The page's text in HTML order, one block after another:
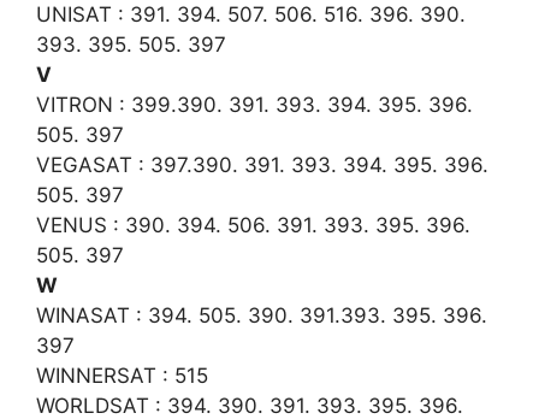
UNISAT : 391. 394. 507. 506. 516. 396. 390.
393. 395. 505. 397
V
VITRON : 399.390. 391. 393. 394. 395. 396.
505. 397
VEGASAT : 397.390. 391. 393. 394. 395. 396.
505. 397
VENUS : 390. 394. 506. 391. 393. 395. 396.
505. 397
W
WINASAT : 394. 505. 390. 391.393. 395. 396.
397
WINNERSAT : 515
WORLDSAT : 394. 390. 391. 393. 395. 396.